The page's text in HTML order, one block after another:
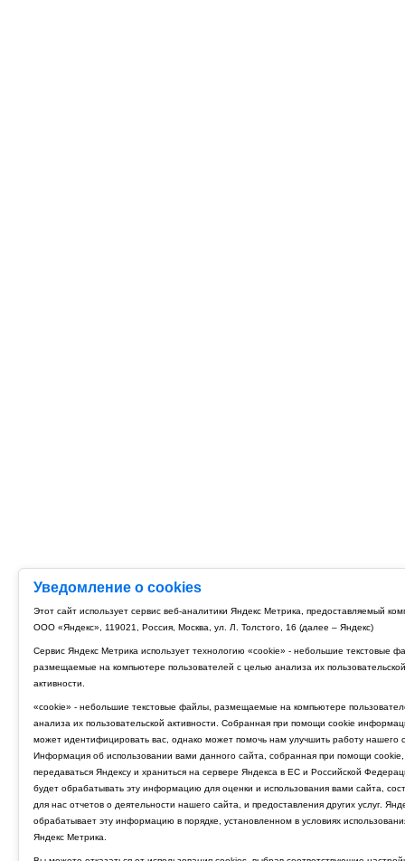
Уведомление о cookies
Этот сайт использует сервис веб-аналитики Яндекс Метрика, предоставляемый
ООО «Яндекс», 119021, Россия, Москва, ул. Л. Толстого, 16 (далее – Яндекс)
Сервис Яндекс Метрика использует технологию «cookie» - небольшие текстовые
размещаемые на компьютере пользователей с целью анализа их пользовательской
активности.
«cookie» - небольшие текстовые файлы, размещаемые на компьютере
анализа их пользовательской активности. Собранная при помощи cookie
может идентифицировать вас, однако может помочь нам улучшить работу нашего
Информация об использовании вами данного сайта, собранная при помощи cookie,
передаваться Яндексу и храниться на сервере Яндекса в ЕС и Российской
будет обрабатывать эту информацию для оценки и использования вами сайта,
для нас отчетов о деятельности нашего сайта, и предоставления других услуг.
обрабатывает эту информацию в порядке, установленном в условиях
Яндекс Метрика.